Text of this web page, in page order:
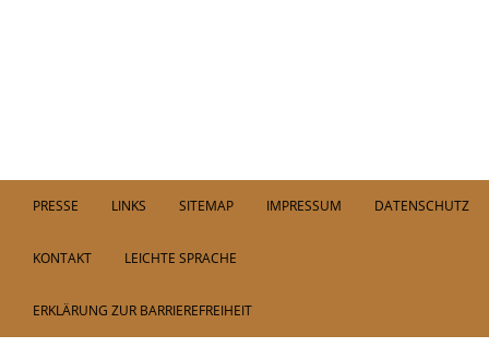
PRESSE LINKS SITEMAP IMPRESSUM DATENSCHUTZ
KONTAKT LEICHTE SPRACHE
ERKLÄRUNG ZUR BARRIEREFREIHEIT